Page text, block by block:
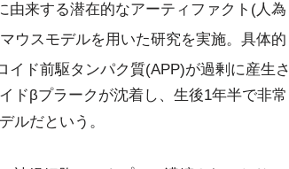
由来する潜在的なアーティファクト(人為
ウスモデルを用いた研究を実施。具体的
イド前駆タンパク質(APP)が過剰に産生さ
ドβプラークが沈着し、生後1年半で非常
ルだという。